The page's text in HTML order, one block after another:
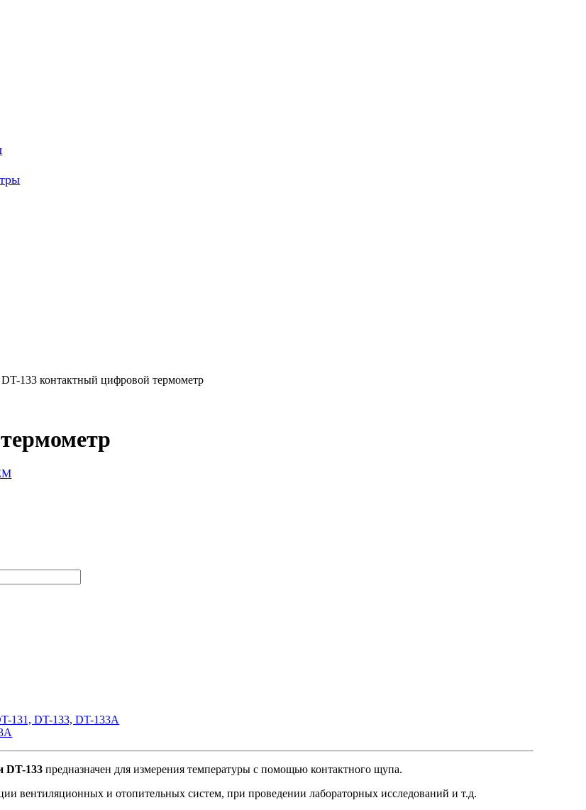
133 контактный цифровой термометр
131, DT-133, DT-133A
DT-133 предназначен для измерения температуры с помощью контактного щупа.
вентиляционных и отопительных систем, при проведении лабораторных исследований и т.д.